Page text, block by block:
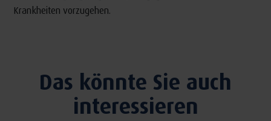
Krankheiten vorzugehen.
Das könnte Sie auch
interessieren